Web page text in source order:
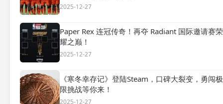
2025-12-27
Paper Rex 连冠传奇！再夺 Radiant 国际邀请赛荣
耀之巅！
2025-12-27
《寒冬幸存记》登陆Steam，口碑大裂变，勇闯极
限挑战等你来！
2025-12-27